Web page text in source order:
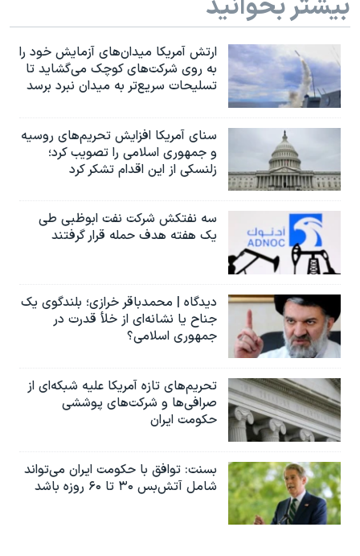
ارتش آمریکا میدان‌های آزمایش خود را
به روی شرکت‌های کوچک می‌گشاید تا
تسلیحات سریع‌تر به میدان نبرد برسد
سنای آمریکا افزایش تحریم‌های روسیه
و جمهوری اسلامی را تصویب کرد؛
زلنسکی از این اقدام تشکر کرد
سه نفتکش شرکت نفت ابوظبی طی
یک هفته هدف حمله قرار گرفتند
دیدگاه | محمدباقر خرازی؛ بلندگوی یک
جناح یا نشانه‌ای از خلأ قدرت در
جمهوری اسلامی؟
تحریم‌های تازه آمریکا علیه شبکه‌ای از
صرافی‌ها و شرکت‌های پوششی
حکومت ایران
بسنت: توافق با حکومت ایران می‌تواند
شامل آتش‌بس ۳۰ تا ۶۰ روزه باشد